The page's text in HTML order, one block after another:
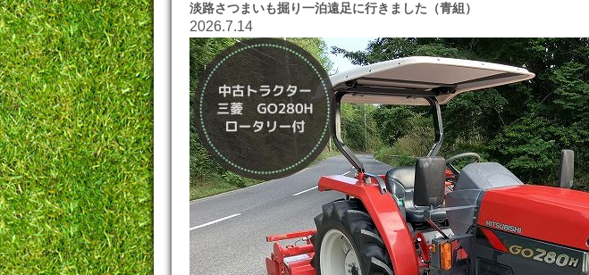
淡路さつまいも掘り一泊遠足に行きました（青組）
2026.7.14